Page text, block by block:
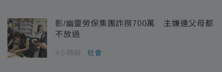
影/幽靈勞保集團詐撈700萬 主嫌連父母都
不放過
4小時前 社會